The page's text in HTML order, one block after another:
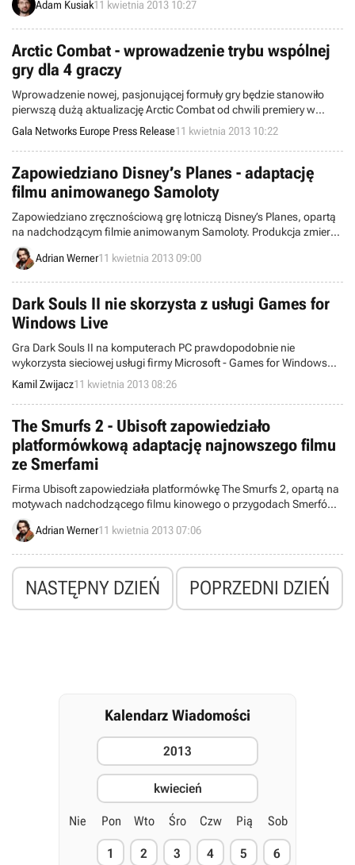
Tym razem sprawdzamy jedną z najlepszych gier mobilnych 2012
Adam Kusiak11 kwietnia 2013 10:27
Arctic Combat - wprowadzenie trybu wspólnej
gry dla 4 graczy
Wprowadzenie nowej, pasjonującej formuły gry będzie stanowiło
pierwszą dużą aktualizację Arctic Combat od chwili premiery w
grudniu 2012.
Gala Networks Europe Press Release11 kwietnia 2013 10:22
Zapowiedziano Disney’s Planes - adaptację
filmu animowanego Samoloty
Zapowiedziano zręcznościową grę lotniczą Disney’s Planes, opartą
na nadchodzącym filmie animowanym Samoloty. Produkcja zmierza
na konsole firmy Nintendo.
Adrian Werner11 kwietnia 2013 09:00
Dark Souls II nie skorzysta z usługi Games for
Windows Live
Gra Dark Souls II na komputerach PC prawdopodobnie nie
wykorzysta sieciowej usługi firmy Microsoft - Games for Windows
Live. Okazało się, że niedawno zaktualizowana strona internetowa
produkcji nie zawiera loga GfWL. Niestety deweloper i wydawca nie
potwierdzili jeszcze tego w 100%.
Kamil Zwijacz11 kwietnia 2013 08:26
The Smurfs 2 - Ubisoft zapowiedziało
platformówkową adaptację najnowszego filmu
ze Smerfami
Firma Ubisoft zapowiedziała platformówkę The Smurfs 2, opartą na
motywach nadchodzącego filmu kinowego o przygodach Smerfów.
Gra zmierza na konsole i trafi do sprzedaży w lipcu.
Adrian Werner11 kwietnia 2013 07:06
NASTĘPNY DZIEŃ POPRZEDNI DZIEŃ
Kalendarz Wiadomości
2013
kwiecień
Nie Pon Wto Śro Czw Pią Sob
1 2 3 4 5 6